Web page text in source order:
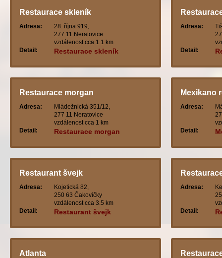
Restaurace skleník
Adresa:
28. října 919,
277 11 Neratovice
vzdálenost cca 1.1 km
Detail:
Restaurace skleník
Adresa:
Detail:
Restaurace morgan
Adresa:
Mládežnická 351/12,
277 11 Neratovice
vzdálenost cca 1 km
Detail:
Restaurace morgan
Mexikano
Adresa:
Detail:
Restaurant švejk
Adresa:
Kojetická 82,
250 63 Čakovičky
vzdálenost cca 3.5 km
Detail:
Restaurant švejk
Adresa:
Detail:
Atlanta